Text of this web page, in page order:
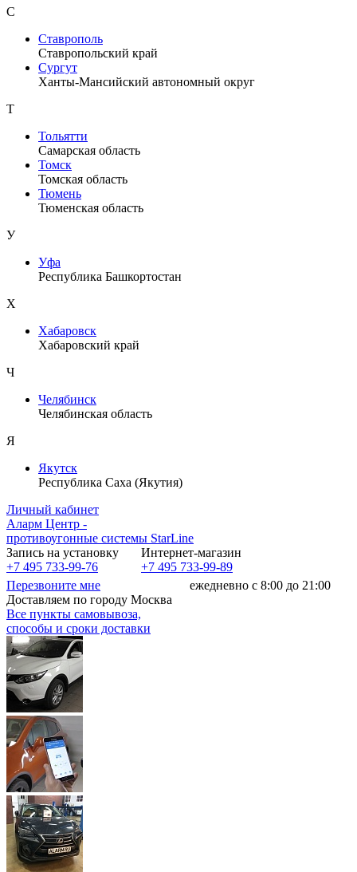
С
Ставрополь
Ставропольский край
Сургут
Ханты-Мансийский автономный округ
Т
Тольятти
Самарская область
Томск
Томская область
Тюмень
Тюменская область
У
Уфа
Республика Башкортостан
Х
Хабаровск
Хабаровский край
Ч
Челябинск
Челябинская область
Я
Якутск
Республика Саха (Якутия)
Личный кабинет
Аларм Центр -
противоугонные системы StarLine
Запись на установку
+7 495 733-99-76
Интернет-магазин
+7 495 733-99-89
Перезвоните мне
ежедневно с 8:00 до 21:00
Доставляем по городу Москва
Все пункты самовывоза,
способы и сроки доставки